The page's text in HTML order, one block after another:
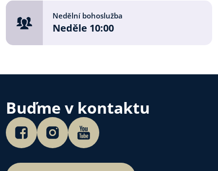
Nedělní bohoslužba
Neděle 10:00
Buďme v kontaktu